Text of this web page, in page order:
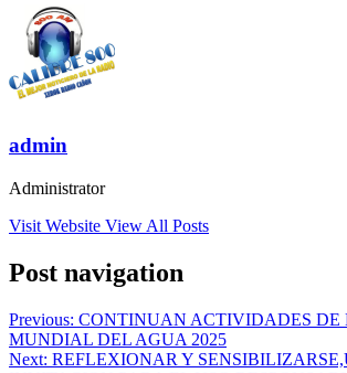
admin
Administrator
Visit Website View All Posts
Post navigation
Previous: CONTINUAN ACTIVIDADES DE
MUNDIAL DEL AGUA 2025
Next: REFLEXIONAR Y